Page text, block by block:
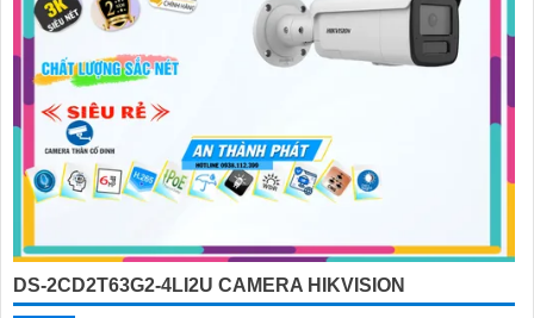
DS-2CD2T63G2-4LI2U CAMERA HIKVISION